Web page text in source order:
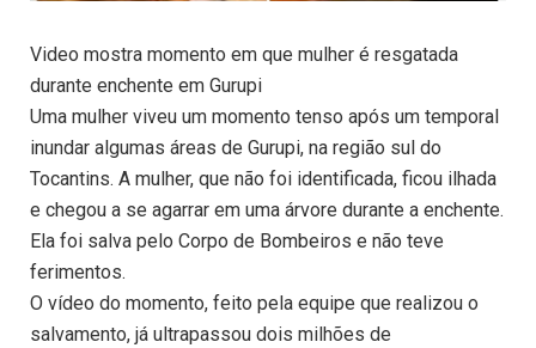
Video mostra momento em que mulher é resgatada
durante enchente em Gurupi
Uma mulher viveu um momento tenso após um temporal
inundar algumas áreas de Gurupi, na região sul do
Tocantins. A mulher, que não foi identificada, ficou ilhada
e chegou a se agarrar em uma árvore durante a enchente.
Ela foi salva pelo Corpo de Bombeiros e não teve
ferimentos.
O vídeo do momento, feito pela equipe que realizou o
salvamento, já ultrapassou dois milhões de